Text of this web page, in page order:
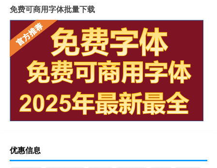
免费可商用字体批量下载
优惠信息